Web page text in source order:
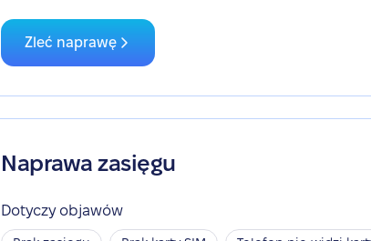
Zleć naprawę
Naprawa zasięgu
Dotyczy objawów